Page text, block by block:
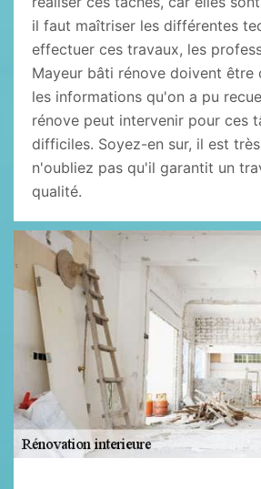
il faut maîtriser les différentes
effectuer ces travaux, les
Mayeur bâti rénove doivent être
les informations qu'on a pu
rénove peut intervenir pour ces
difficiles. Soyez-en sur, il est
n'oubliez pas qu'il garantit un
qualité.